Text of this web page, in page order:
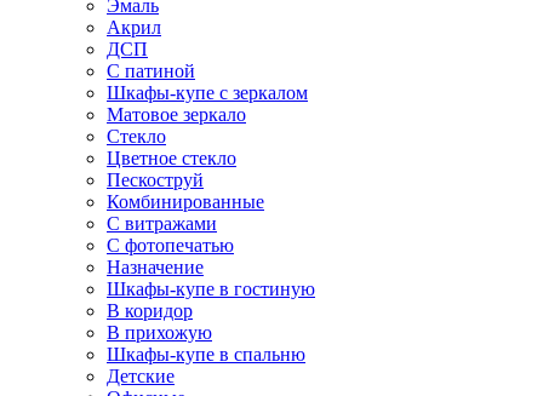
Эмаль
Акрил
ДСП
С патиной
Шкафы-купе с зеркалом
Матовое зеркало
Стекло
Цветное стекло
Пескоструй
Комбинированные
С витражами
С фотопечатью
Назначение
Шкафы-купе в гостиную
В коридор
В прихожую
Шкафы-купе в спальню
Детские